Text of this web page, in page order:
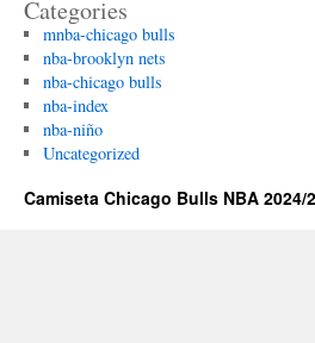
Categories
mnba-chicago bulls
nba-brooklyn nets
nba-chicago bulls
nba-index
nba-niño
Uncategorized
Camiseta Chicago Bulls NBA 2024/